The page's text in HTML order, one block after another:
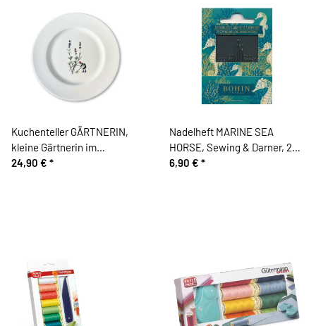
Kuchenteller GÄRTNERIN,
kleine Gärtnerin im
Lavendelfeld, Acufactum
24,90 € *
Nadelheft MARINE SEA
HORSE, Sewing & Darner, 20
Nähnadeln, Bohin
6,90 € *